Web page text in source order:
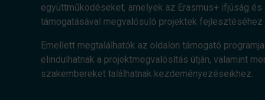
együttműködéseket, amelyek az Erasmus+ ifjúság
támogatásával megvalósuló projektek fejlesztéséhez
Emellett megtalálhatók az oldalon támogató
elindulhatnak a projektmegvalósítás útján, valamint
szakembereket találhatnak kezdeményezéseikhez.